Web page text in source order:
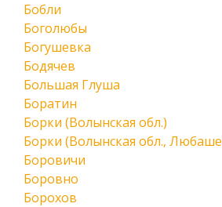
Бобли
Боголюбы
Богушевка
Бодячев
Большая Глуша
Боратин
Борки (Волынская обл.)
Борки (Волынская обл.,
Боровичи
Боровно
Борохов